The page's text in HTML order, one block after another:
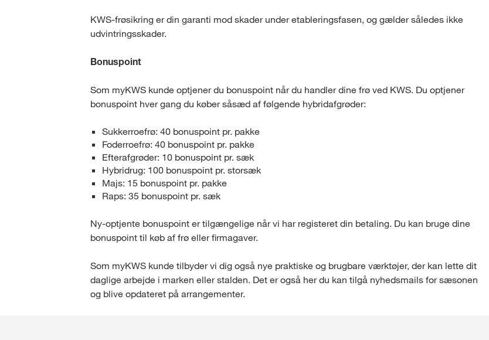
KWS-frøsikring er din garanti mod skader under etableringsfasen, og gælder således ikke
udvintringsskader.
Bonuspoint
Som myKWS kunde optjener du bonuspoint når du handler dine frø ved KWS. Du optjener
bonuspoint hver gang du køber såsæd af følgende hybridafgrøder:
Sukkerroefrø: 40 bonuspoint pr. pakke
Foderroefrø: 40 bonuspoint pr. pakke
Efterafgrøder: 10 bonuspoint pr. sæk
Hybridrug: 100 bonuspoint pr. storsæk
Majs: 15 bonuspoint pr. pakke
Raps: 35 bonuspoint pr. sæk
Ny-optjente bonuspoint er tilgængelige når vi har registeret din betaling. Du kan bruge dine
bonuspoint til køb af frø eller firmagaver.
Som myKWS kunde tilbyder vi dig også nye praktiske og brugbare værktøjer, der kan lette dit
daglige arbejde i marken eller stalden. Det er også her du kan tilgå nyhedsmails for sæsonen
og blive opdateret på arrangementer.